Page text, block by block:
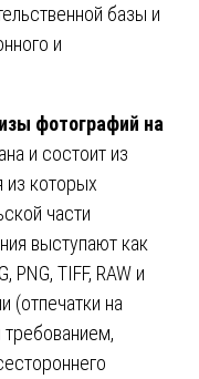
базы и
и
фотографий на
и состоит из
из которых
части
выступают как
TIFF, RAW и
(отпечатки на